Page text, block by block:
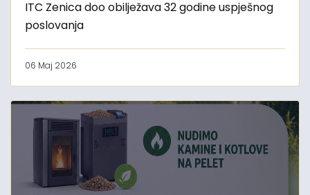
ITC Zenica doo obilježava 32 godine uspješnog
poslovanja
06 Maj 2026